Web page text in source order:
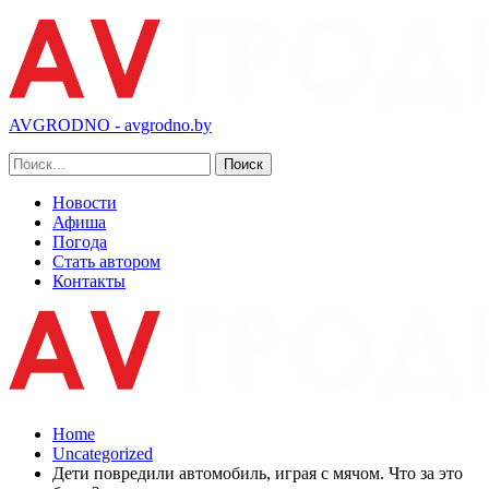
AVGRODNO - avgrodno.by
Новости
Афиша
Погода
Стать автором
Контакты
Home
Uncategorized
Дети повредили автомобиль, играя с мячом. Что за это